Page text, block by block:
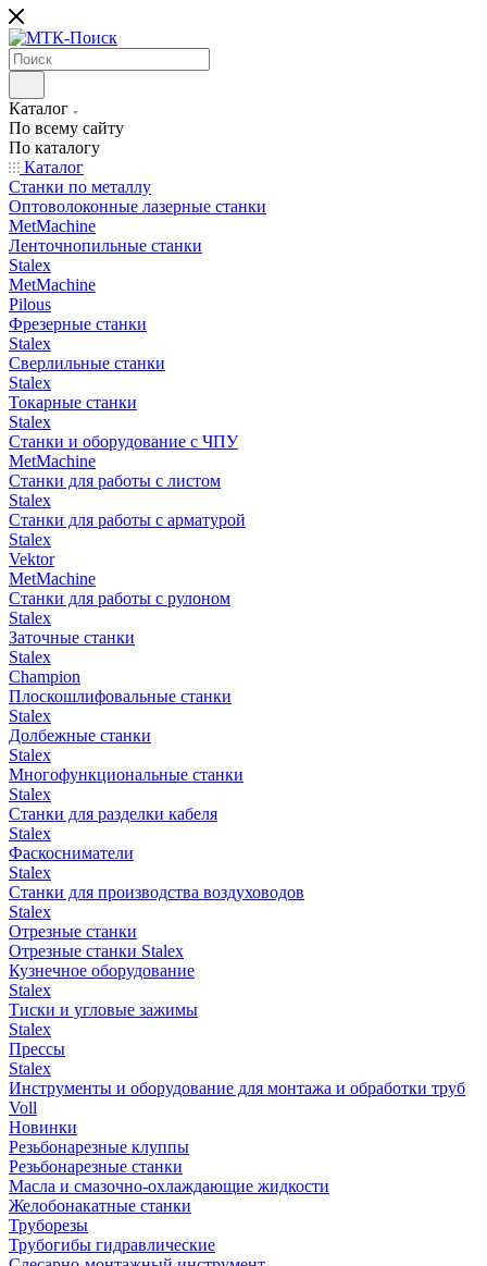
Каталог
По всему сайту
По каталогу
Каталог
Станки по металлу
Оптоволоконные лазерные станки
MetMachine
Ленточнопильные станки
Stalex
MetMachine
Pilous
Фрезерные станки
Stalex
Сверлильные станки
Stalex
Токарные станки
Stalex
Станки и оборудование с ЧПУ
MetMachine
Станки для работы с листом
Stalex
Станки для работы с арматурой
Stalex
Vektor
MetMachine
Станки для работы с рулоном
Stalex
Заточные станки
Stalex
Champion
Плоскошлифовальные станки
Stalex
Долбежные станки
Stalex
Многофункциональные станки
Stalex
Станки для разделки кабеля
Stalex
Фаскосниматели
Stalex
Станки для производства воздуховодов
Stalex
Отрезные станки
Отрезные станки Stalex
Кузнечное оборудование
Stalex
Тиски и угловые зажимы
Stalex
Прессы
Stalex
Инструменты и оборудование для монтажа и обработки труб
Voll
Новинки
Резьбонарезные клуппы
Резьбонарезные станки
Масла и смазочно-охлаждающие жидкости
Желобонакатные станки
Труборезы
Трубогибы гидравлические